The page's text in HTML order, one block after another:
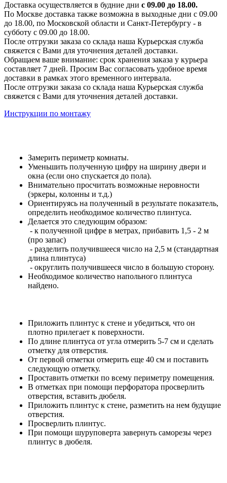
Доставка осуществляется в будние дни с 09.00 до 18.00.
По Москве доставка также возможна в выходные дни с 09.00
до 18.00, по Московской области и Санкт-Петербургу - в
субботу с 09.00 до 18.00.
После отгрузки заказа со склада наша Курьерская служба
свяжется с Вами для уточнения деталей доставки.
Обращаем ваше внимание: срок хранения заказа у курьера
составляет 7 дней. Просим Вас согласовать удобное время
доставки в рамках этого временного интервала.
После отгрузки заказа со склада наша Курьерская служба
свяжется с Вами для уточнения деталей доставки.
Инструкции по монтажу
Замерить периметр комнаты.
Уменьшить полученную цифру на ширину двери и
окна (если оно спускается до пола).
Внимательно просчитать возможные неровности
(эркеры, колонны и т.д.)
Ориентируясь на полученный в результате показатель,
определить необходимое количество плинтуса.
Делается это следующим образом:
- к полученной цифре в метрах, прибавить 1,5 - 2 м
(про запас)
- разделить получившееся число на 2,5 м (стандартная
длина плинтуса)
- округлить получившееся число в большую сторону.
Необходимое количество напольного плинтуса
найдено.
Приложить плинтус к стене и убедиться, что он
плотно прилегает к поверхности.
По длине плинтуса от угла отмерить 5-7 см и сделать
отметку для отверстия.
От первой отметки отмерить еще 40 см и поставить
следующую отметку.
Проставить отметки по всему периметру помещения.
В отметках при помощи перфоратора просверлить
отверстия, вставить дюбеля.
Приложить плинтус к стене, разметить на нем будущие
отверстия.
Просверлить плинтус.
При помощи шуруповерта завернуть саморезы через
плинтус в дюбеля.